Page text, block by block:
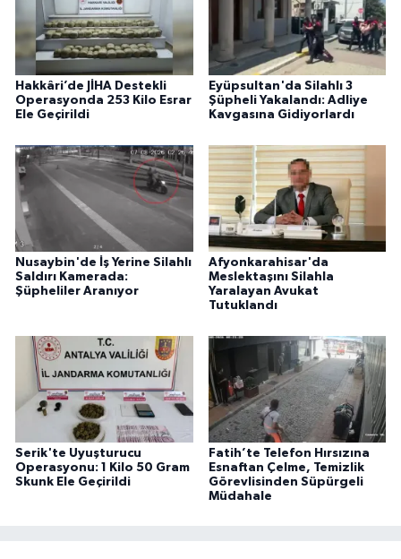
Hakkâri’de JİHA Destekli
Operasyonda 253 Kilo Esrar
Ele Geçirildi
Eyüpsultan'da Silahlı 3
Şüpheli Yakalandı: Adliye
Kavgasına Gidiyorlardı
Nusaybin'de İş Yerine Silahlı
Saldırı Kamerada:
Şüpheliler Aranıyor
Afyonkarahisar'da
Meslektaşını Silahla
Yaralayan Avukat
Tutuklandı
Serik'te Uyuşturucu
Operasyonu: 1 Kilo 50 Gram
Skunk Ele Geçirildi
Fatih’te Telefon Hırsızına
Esnaftan Çelme, Temizlik
Görevlisinden Süpürgeli
Müdahale